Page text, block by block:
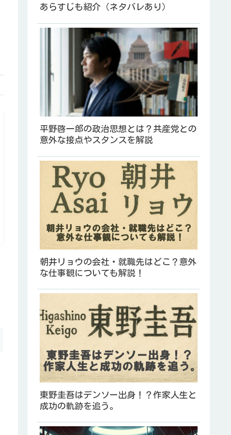
あらすじも紹介（ネタバレあり）
平野啓一郎の政治思想とは？共産党との
意外な接点やスタンスを解説
朝井リョウの会社・就職先はどこ？意外
な仕事観についても解説！
東野圭吾はデンソー出身！？作家人生と
成功の軌跡を追う。